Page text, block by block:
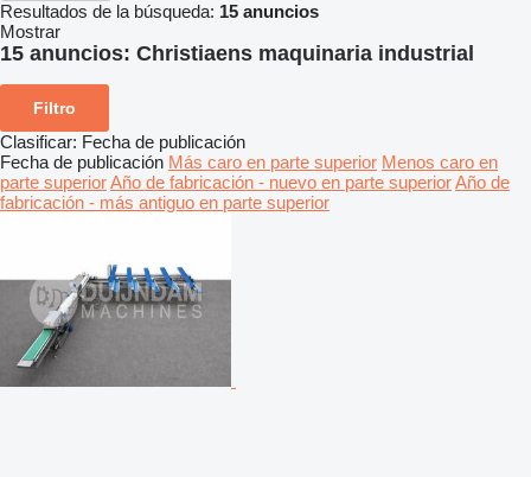
Resultados de la búsqueda: 15 anuncios
Mostrar
15 anuncios: Christiaens maquinaria industrial
Filtro
Clasificar: Fecha de publicación
Fecha de publicación Más caro en parte superior Menos caro en
parte superiorAño de fabricación - nuevo en parte superiorAño de
fabricación - más antiguo en parte superior